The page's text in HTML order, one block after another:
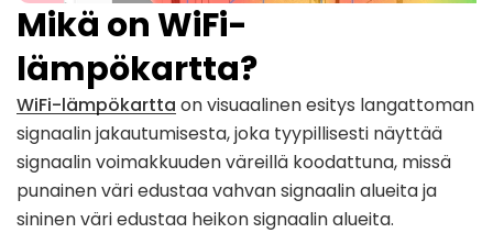
Mikä on WiFi-
lämpökartta?
WiFi-lämpökartta on visuaalinen esitys langattoman
signaalin jakautumisesta, joka tyypillisesti näyttää
signaalin voimakkuuden väreillä koodattuna, missä
punainen väri edustaa vahvan signaalin alueita ja
sininen väri edustaa heikon signaalin alueita.